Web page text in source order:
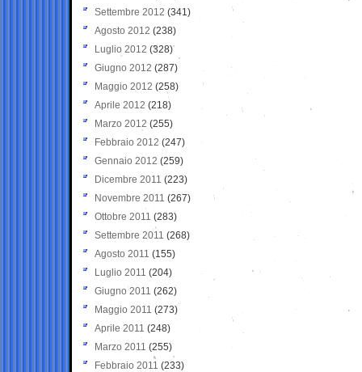
Settembre 2012 (341)
Agosto 2012 (238)
Luglio 2012 (328)
Giugno 2012 (287)
Maggio 2012 (258)
Aprile 2012 (218)
Marzo 2012 (255)
Febbraio 2012 (247)
Gennaio 2012 (259)
Dicembre 2011 (223)
Novembre 2011 (267)
Ottobre 2011 (283)
Settembre 2011 (268)
Agosto 2011 (155)
Luglio 2011 (204)
Giugno 2011 (262)
Maggio 2011 (273)
Aprile 2011 (248)
Marzo 2011 (255)
Febbraio 2011 (233)